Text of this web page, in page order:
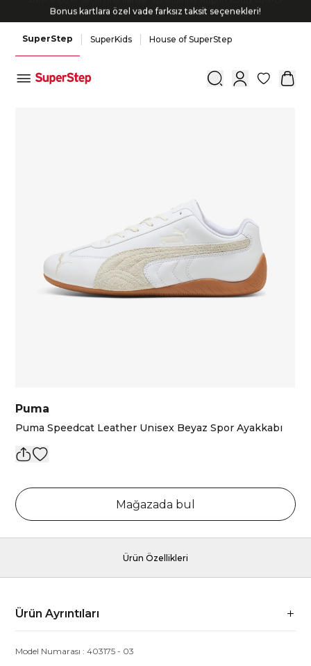
Bonus kartlara özel vade farksız taksit seçenekleri!
SuperStep SuperKids House of SuperStep
0
Puma
Puma Speedcat Leather Unisex Beyaz Spor Ayakkabı
Mağazada bul
Ürün Özellikleri
Ürün Ayrıntıları
Model Numarası :403175 - 03